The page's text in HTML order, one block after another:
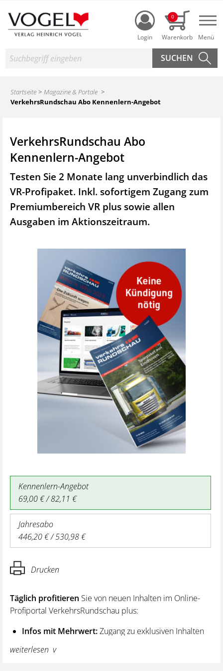
Login
0
Suche
Startseite
Magazine & Portale
VerkehrsRundschau Abo Kennenlern-Angebot
VerkehrsRundschau Abo
Kennenlern-Angebot
Testen Sie 2 Monate lang unverbindlich das
VR-Profipaket. Inkl. sofortigem Zugang zum
Premiumbereich VR plus sowie allen
Ausgaben im Aktionszeitraum.
Kennenlern-Angebot
69,00 € / 82,11 €
Jahresabo
446,20 € / 530,98 €
Drucken
Täglich profitieren Sie von neuen Inhalten im Online-
Profiportal VerkehrsRundschau plus:
Infos mit Mehrwert:Zugang zu exklusiven Inhalten
und Hintergrundwissen – von aktuellen Regelungen
wie z. B. bei den Lenk- und Ruhezeiten,
weiterlesen